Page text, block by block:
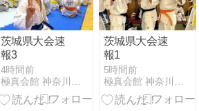
茨城県大会速
報3
4時間前
茨城県大会速
報1
5時間前